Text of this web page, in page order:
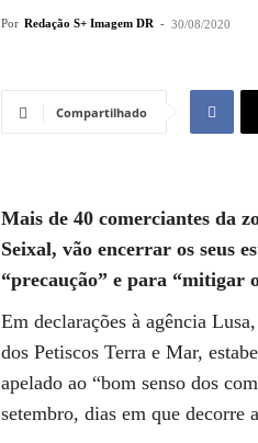
Por Redação S+ Imagem DR - 30/08/2020
Compartilhado
Mais de 40 comerciantes da
Seixal, vão encerrar os seus
“precaução” e para “mitigar
Em declarações à agência
dos Petiscos Terra e Mar,
apelado ao “bom senso dos
setembro, dias em que decorre